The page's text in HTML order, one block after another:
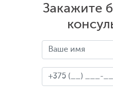
Закажите